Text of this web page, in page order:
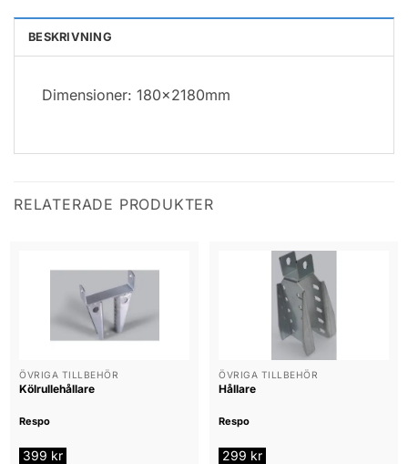
BESKRIVNING
Dimensioner: 180x2180mm
RELATERADE PRODUKTER
ÖVRIGA TILLBEHÖR
Kölrullehållare
Respo
399 kr
ÖVRIGA TILLBEHÖR
Hållare
Respo
299 kr